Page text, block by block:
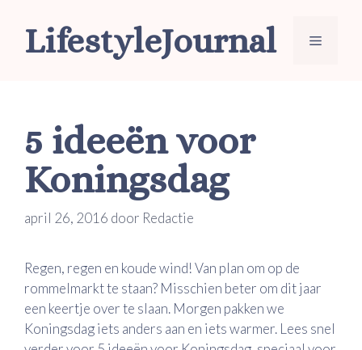
LifestyleJournal Menu
5 ideeën voor
Koningsdag
april 26, 2016 door Redactie
Regen, regen en koude wind! Van plan om op de
rommelmarkt te staan? Misschien beter om dit jaar
een keertje over te slaan. Morgen pakken we
Koningsdag iets anders aan en iets warmer. Lees snel